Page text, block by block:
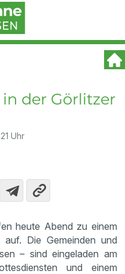
der Görlitzer
Uhr
heute Abend zu einem
Die Gemeinden und
– sind eingeladen am
und einem